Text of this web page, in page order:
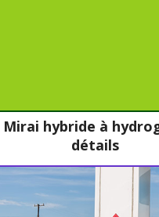
hybride à
détails